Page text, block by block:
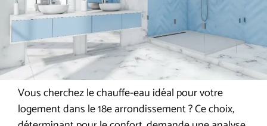
Vous cherchez le chauffe-eau idéal pour votre
logement dans le 18e arrondissement ? Ce choix,